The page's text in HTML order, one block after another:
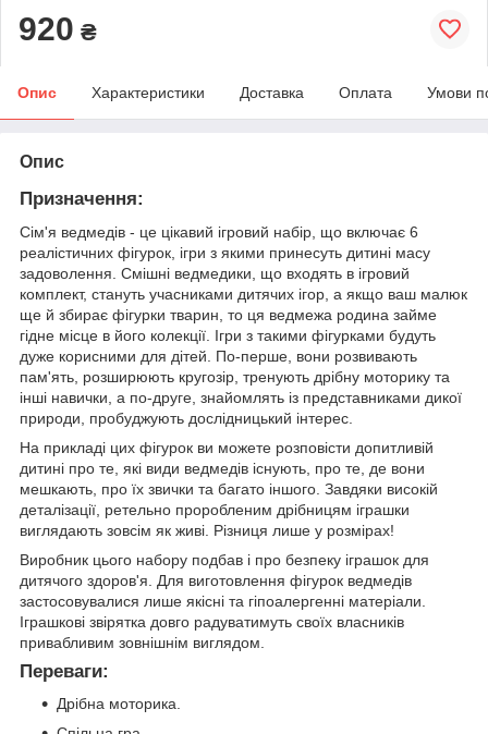
920 ₴
Опис Характеристики Доставка Оплата Умови
Опис
Призначення:
Сім'я ведмедів - це цікавий ігровий набір, що включає 6
реалістичних фігурок, ігри з якими принесуть дитині масу
задоволення. Смішні ведмедики, що входять в ігровий
комплект, стануть учасниками дитячих ігор, а якщо ваш малюк
ще й збирає фігурки тварин, то ця ведмежа родина займе
гідне місце в його колекції. Ігри з такими фігурками будуть
дуже корисними для дітей. По-перше, вони розвивають
пам'ять, розширюють кругозір, тренують дрібну моторику та
інші навички, а по-друге, знайомлять із представниками дикої
природи, пробуджують дослідницький інтерес.
На прикладі цих фігурок ви можете розповісти допитливій
дитині про те, які види ведмедів існують, про те, де вони
мешкають, про їх звички та багато іншого. Завдяки високій
деталізації, ретельно проробленим дрібницям іграшки
виглядають зовсім як живі. Різниця лише у розмірах!
Виробник цього набору подбав і про безпеку іграшок для
дитячого здоров'я. Для виготовлення фігурок ведмедів
застосовувалися лише якісні та гіпоалергенні матеріали.
Іграшкові звірятка довго радуватимуть своїх власників
привабливим зовнішнім виглядом.
Переваги:
Дрібна моторика.